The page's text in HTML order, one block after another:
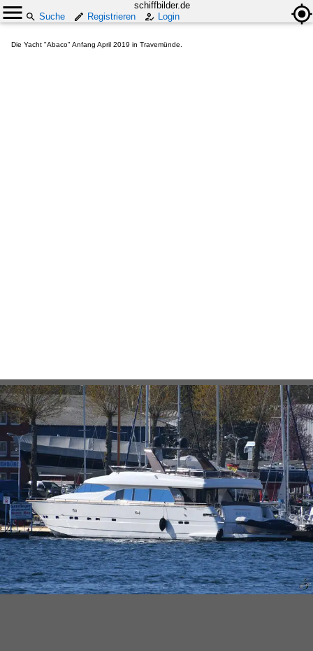
schiffbilder.de
Suche
Registrieren Login
Die Yacht "Abaco" Anfang April 2019 in Travemünde.